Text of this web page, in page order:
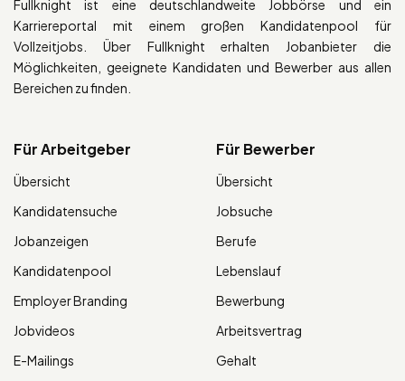
Fullknight ist eine deutschlandweite Jobbörse und ein
Karriereportal mit einem großen Kandidatenpool für
Vollzeitjobs. Über Fullknight erhalten Jobanbieter die
Möglichkeiten, geeignete Kandidaten und Bewerber aus allen
Bereichen zu finden.
Für Arbeitgeber
Übersicht
Kandidatensuche
Jobanzeigen
Kandidatenpool
Employer Branding
Jobvideos
E-Mailings
Für Bewerber
Übersicht
Jobsuche
Berufe
Lebenslauf
Bewerbung
Arbeitsvertrag
Gehalt